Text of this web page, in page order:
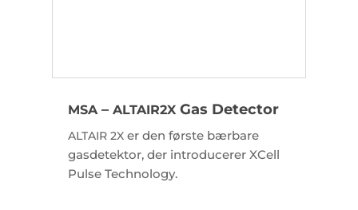
MSA– ALTAIR2XGas Detector
ALTAIR 2Xer den første bærbare
gasdetektor, der introducerer XCell
Pulse Technology.